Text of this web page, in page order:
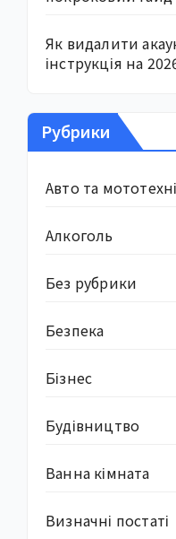
Як видалити
інструкція на
Рубрики
Авто та
Алкоголь
Без рубрики
Безпека
Бізнес
Будівництво
Ванна кімната
Визначні постаті